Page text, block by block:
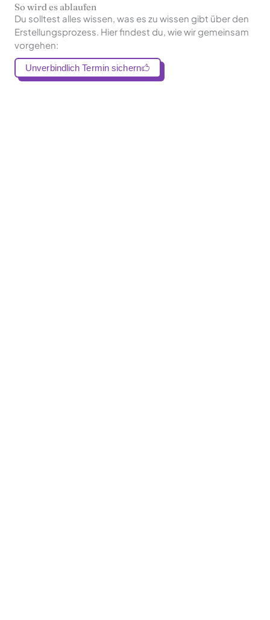
So wird es ablaufen
Du solltest alles wissen, was es zu wissen gibt über den
Erstellungsprozess. Hier findest du, wie wir gemeinsam
vorgehen:
Unverbindlich Termin sichern